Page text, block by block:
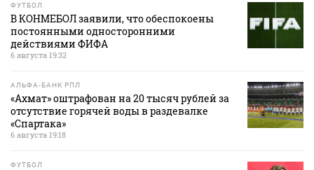
ФУТБОЛ
В КОНМЕБОЛ заявили, что обеспокоены
постоянными односторонними
действиями ФИФА
6 августа 19:32
АЛЬФА-БАНК РПЛ
«Ахмат» оштрафован на 20 тысяч рублей за
отсутствие горячей воды в раздевалке
«Спартака»
6 августа 19:18
ФУТБОЛ